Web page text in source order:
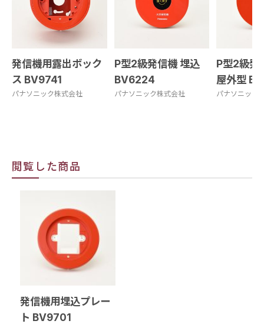
発信機用露出ボック
ス BV9741
パナソニック株式会社
P型2級発信機 埋込
BV6224
パナソニック株式会社
P型2級発
屋外型
パナソニック
閲覧した商品
発信機用埋込プレー
ト BV9701